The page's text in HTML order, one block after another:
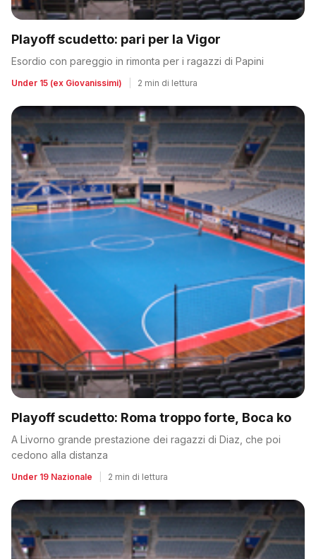
Playoff scudetto: pari per la Vigor
Esordio con pareggio in rimonta per i ragazzi di Papini
Under 15 (ex Giovanissimi) 2 min di lettura
Playoff scudetto: Roma troppo forte, Boca ko
A Livorno grande prestazione dei ragazzi di Diaz, che poi
cedono alla distanza
Under 19 Nazionale 2 min di lettura